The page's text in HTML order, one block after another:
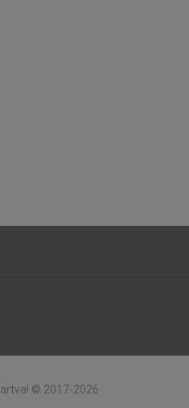
© 2017-2026